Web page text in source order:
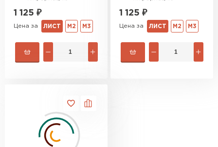
1 125 ₽
Цена за ЛИСТ М2 М3
1 125 ₽
Цена за ЛИСТ М2 М3